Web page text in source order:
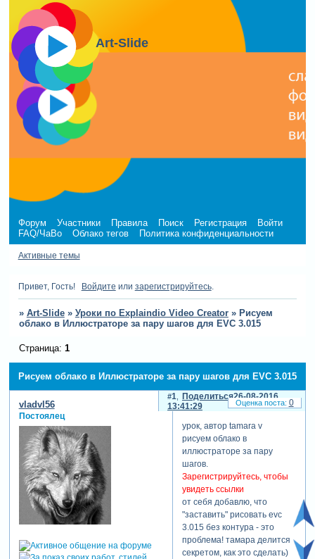
Art-Slide
Форум Участники Правила Поиск Регистрация
Войти
FAQ/ЧаВо
Облако тегов Политика конфиденциальности
Активные темы
Привет, Гость! Войдите или зарегистрируйтесь.
» Art-Slide » Уроки по Explaindio Video Creator » Рисуем
облако в Иллюстраторе за пару шагов для EVC 3.015
Рисуем облако в Иллюстраторе за пару шагов для EVC 3.015
Страница: 1
Поделиться
1
26-08-2016
13:41:29
vladvl56
Постоялец
урок, автор tamara v
рисуем облако в
иллюстраторе за пару
шагов.
Зарегистрируйтесь, чтобы
увидеть ссылки
от себя добавлю, что
"заставить" рисовать evc
3.015 без контура - это
проблема! тамара делится
секретом, как это сделать)
0